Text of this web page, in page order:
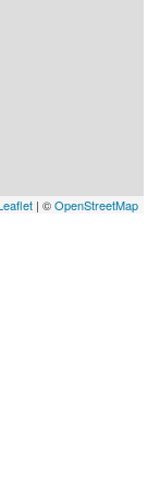
| ©OpenStreetMap